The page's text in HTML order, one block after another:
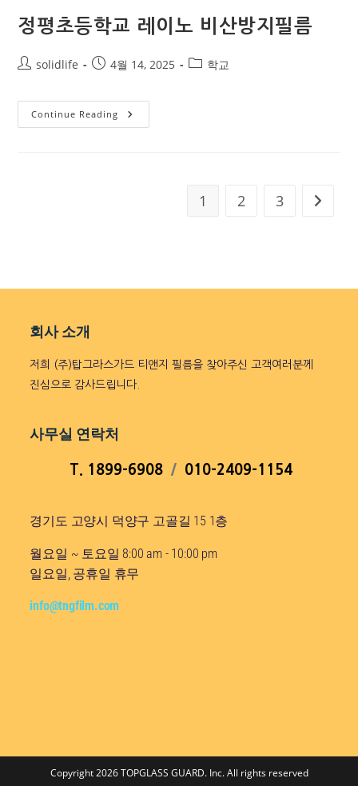
정평초등학교 레이노 비산방지필름
solidlife 4월 14, 2025 학교
Continue Reading
1 2 3
회사 소개
저희 (주)탑그라스가드 티앤지 필름을 찾아주신 고객여러분께
진심으로 감사드립니다.
사무실 연락처
T. 1899-6908 / 010-2409-1154
경기도 고양시 덕양구 고골길 15 1층
월요일 ~ 토요일 8:00 am - 10:00 pm
일요일, 공휴일 휴무
info@tngfilm.com
Copyright 2026 TOPGLASS GUARD. Inc. All rights reserved